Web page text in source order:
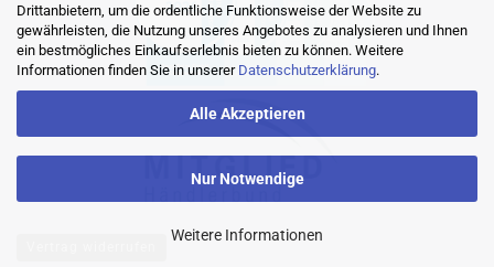
Drittanbietern, um die ordentliche Funktionsweise der Website zu
gewährleisten, die Nutzung unseres Angebotes zu analysieren und Ihnen
ein bestmögliches Einkaufserlebnis bieten zu können. Weitere
Informationen finden Sie in unserer Datenschutzerklärung.
Alle Akzeptieren
Nur Notwendige
Weitere Informationen